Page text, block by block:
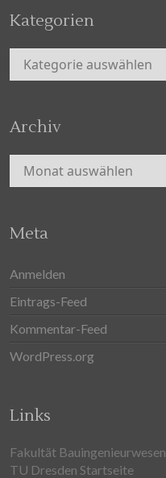
Kategorien
Kategorien
Archiv
Archiv
Meta
Anmelden
Eintrags-Feed
Kommentar-Feed
WordPress.org
Links
Fakultät Bauingenieurwesen
TU Dresden Startseite